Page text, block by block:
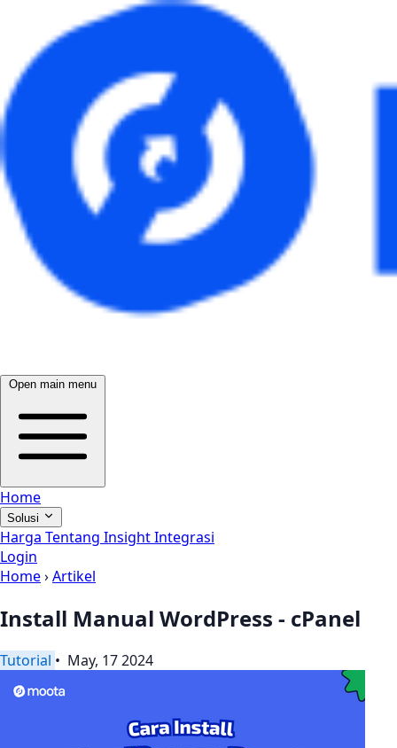
Open main menu
Home
Solusi
Harga Tentang InsightIntegrasi
Login
Home›Artikel
Install Manual WordPress - cPanel
Tutorial • May, 17 2024